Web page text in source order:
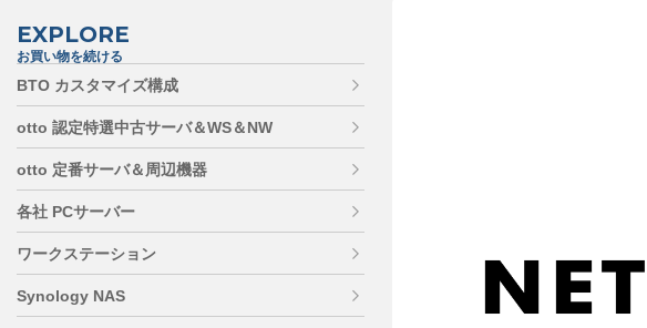
EXPLORE
お買い物を続ける
BTO カスタマイズ構成
otto 認定特選中古サーバ＆WS＆NW
otto 定番サーバ＆周辺機器
各社 PCサーバー
ワークステーション
Synology NAS